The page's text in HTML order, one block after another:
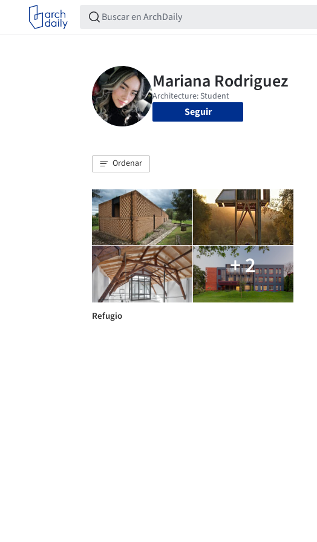
Seguir
Ordenar
+ 2
Refugio